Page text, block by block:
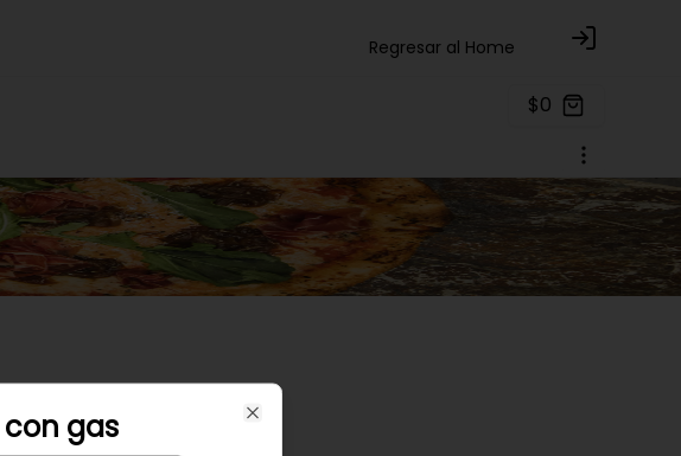
Regresar al Home Login
$0
gas